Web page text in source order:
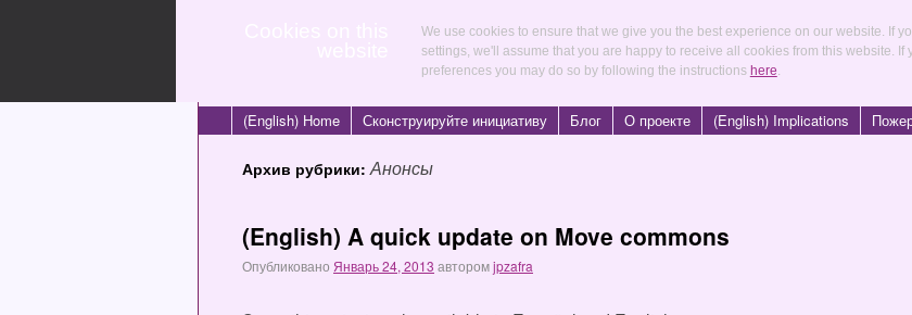
We use cookies to ensure that we give you the best experience on our website. If
settings, we'll assume that you are happy to receive all cookies from this website.
preferences you may do so by following the instructions here.
(English) Home Сконструируйте инициативу Блог О проекте (English) Implications
Архив рубрики:Анонсы
(English) A quick update on Move commons
Опубликовано Январь 24, 2013 авторомjpzafra